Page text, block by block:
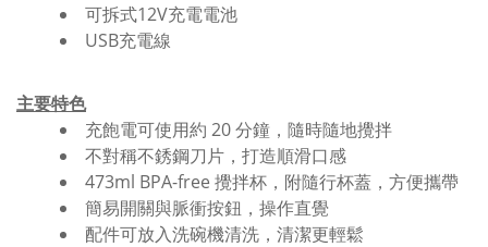
可拆式12V充電電池
USB充電線
主要特色
充飽電可使用約 20 分鐘，隨時隨地攪拌
不對稱不銹鋼刀片，打造順滑口感
473ml BPA-free 攪拌杯，附隨行杯蓋，方便攜帶
簡易開關與脈衝按鈕，操作直覺
配件可放入洗碗機清洗，清潔更輕鬆